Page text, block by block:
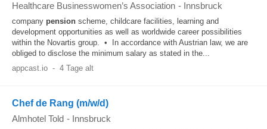
Healthcare Businesswomen’s Association - Innsbruck
company pension scheme, childcare facilities, learning and
development opportunities as well as worldwide career possibilities
within the Novartis group. • In accordance with Austrian law, we are
obliged to disclose the minimum salary as stated in the...
appcast.io - 4 Tage alt
Chef de Rang (m/w/d)
Almhotel Told - Innsbruck